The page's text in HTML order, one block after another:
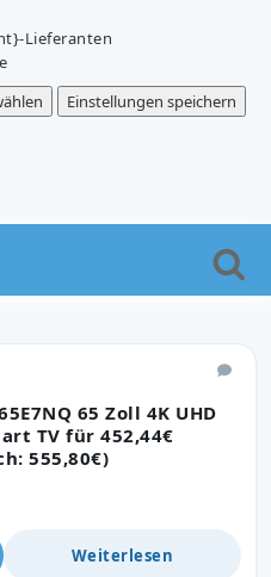
Lieferanten
Einstellungen speichern
65 Zoll 4K UHD
TV für 452,44€
555,80€)
Weiterlesen